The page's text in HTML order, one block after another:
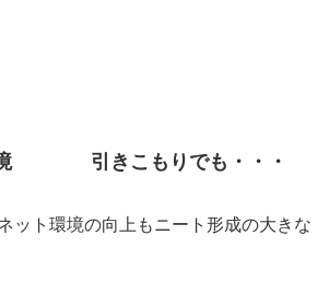
境 引きこもりでも・・・
ット環境の向上もニート形成の大きな